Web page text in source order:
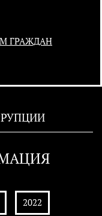
ГРАЖДАН
2022